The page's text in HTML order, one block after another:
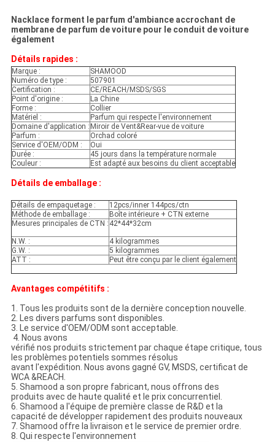
Nacklace forment le parfum d'ambiance accrochant de
membrane de parfum de voiture pour le conduit de voiture
également
Détails rapides :
Marque :
SHAMOOD
Numéro de type :
507901
Certification :
CE/REACH/MSDS/SGS
Point d'origine :
La Chine
Forme :
Collier
Matériel :
Parfum qui respecte l'environnement
Domaine d'application : Miroir de Vent&Rear-vue de voiture
Parfum :
Orchad coloré
Service d'OEM/ODM :
Oui
Durée :
45 jours dans la température normale
Couleur :
Est adapté aux besoins du client acceptable
Détails de emballage :
Détails de empaquetage :
12pcs/inner 144pcs/ctn
Méthode de emballage :
Boîte intérieure + CTN externe
Mesures principales de CTN : 42*44*32cm
N.W. :
4 kilogrammes
G.W. :
5 kilogrammes
ATT :
Peut être conçu par le client également
Avantages compétitifs :
1. Tous les produits sont de la dernière conception nouvelle.
2. Les divers parfums sont disponibles.
3. Le service d'OEM/ODM sont acceptable.
4. Nous avons
vérifié nos produits strictement par chaque étape critique, tous
les problèmes potentiels sommes résolus
avant l'expédition. Nous avons gagné GV, MSDS, certificat de
WCA &REACH.
5. Shamood a son propre fabricant, nous offrons des
produits avec de haute qualité et le prix concurrentiel.
6. Shamood a l'équipe de première classe de R&D et la
capacité de développer rapidement des produits nouveaux
7. Shamood offre la livraison et le service de premier ordre.
8. Qui respecte l'environnement